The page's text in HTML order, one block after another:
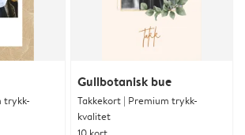
trykk-
Gullbotanisk bue
Takkekort | Premium trykk-
kvalitet